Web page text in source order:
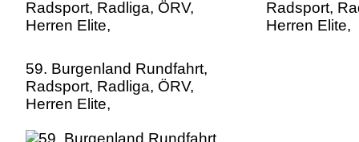
59. Burgenland Rundfahrt,
Radsport, Radliga, ÖRV,
Herren Elite,